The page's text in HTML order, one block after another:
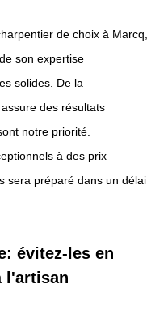
de choix à Marcq,
son expertise
solides. De la
des résultats
notre priorité.
à des prix
sera préparé dans un délai
évitez-les en
l'artisan